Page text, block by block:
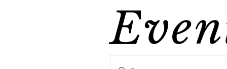
Introduce